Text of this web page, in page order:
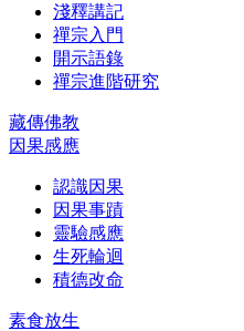
淺釋講記
禪宗入門
開示語錄
禪宗進階研究
藏傳佛教
因果感應
認識因果
因果事蹟
靈驗感應
生死輪迴
積德改命
素食放生